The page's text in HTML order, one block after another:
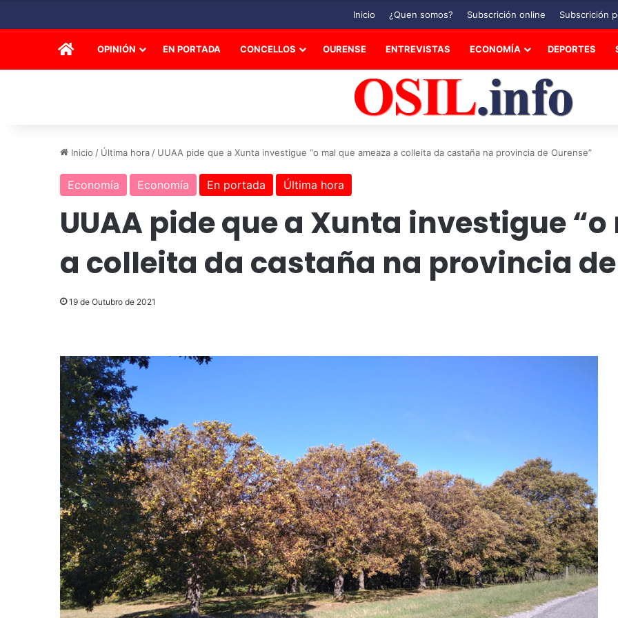
Inicio ¿Quen somos? Subscrición online Subscrición
INICIOOPINIÓN EN PORTADA CONCELLOS OURENSE ENTREVISTAS ECONOMÍA DEPORTES
Inicio / Última hora / UUAA pide que a Xunta investigue “o mal que ameaza a colleita da castaña na provincia de Ourense”
Economía Economía En portada Última hora
UUAA pide que a Xunta investigue
a colleita da castaña na provincia de
19 de Outubro de 2021